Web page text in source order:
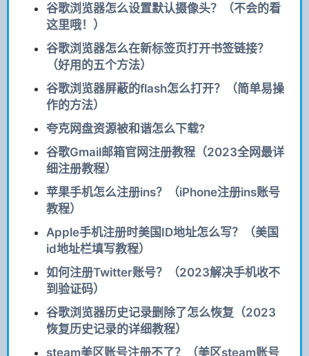
谷歌浏览器怎么设置默认摄像头？（不会的看
这里哦！）
谷歌浏览器怎么在新标签页打开书签链接？
（好用的五个方法）
谷歌浏览器屏蔽的flash怎么打开？（简单易操
作的方法）
夸克网盘资源被和谐怎么下载?
谷歌Gmail邮箱官网注册教程（2023全网最详
细注册教程）
苹果手机怎么注册ins？（iPhone注册ins账号
教程）
Apple手机注册时美国ID地址怎么写？（美国
id地址栏填写教程）
如何注册Twitter账号？（2023解决手机收不
到验证码）
谷歌浏览器历史记录删除了怎么恢复（2023
恢复历史记录的详细教程）
steam美区账号注册不了？（美区steam账号